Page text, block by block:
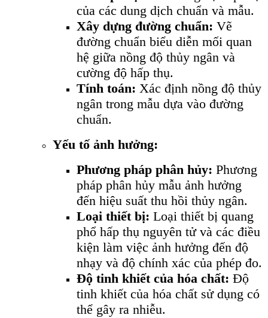
của các dung dịch chuẩn và mẫu.
Xây dựng đường chuẩn: Vẽ
đường chuẩn biểu diễn mối quan
hệ giữa nồng độ thủy ngân và
cường độ hấp thụ.
Tính toán: Xác định nồng độ thủy
ngân trong mẫu dựa vào đường
chuẩn.
Yếu tố ảnh hưởng:
Phương pháp phân hủy: Phương
pháp phân hủy mẫu ảnh hưởng
đến hiệu suất thu hồi thủy ngân.
Loại thiết bị: Loại thiết bị quang
phổ hấp thụ nguyên tử và các điều
kiện làm việc ảnh hưởng đến độ
nhạy và độ chính xác của phép đo.
Độ tinh khiết của hóa chất: Độ
tinh khiết của hóa chất sử dụng có
thể gây ra nhiễu.